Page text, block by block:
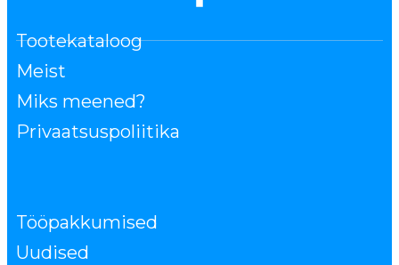
Tootekataloog
Meist
Miks meened?
Privaatsuspoliitika
Tööpakkumised
Uudised